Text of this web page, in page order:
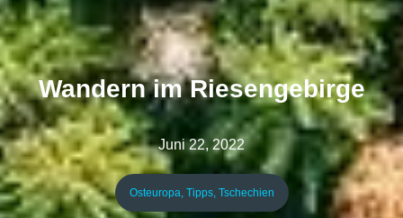
Wandern im Riesengebirge
Juni 22, 2022
Osteuropa Tipps, Tschechien